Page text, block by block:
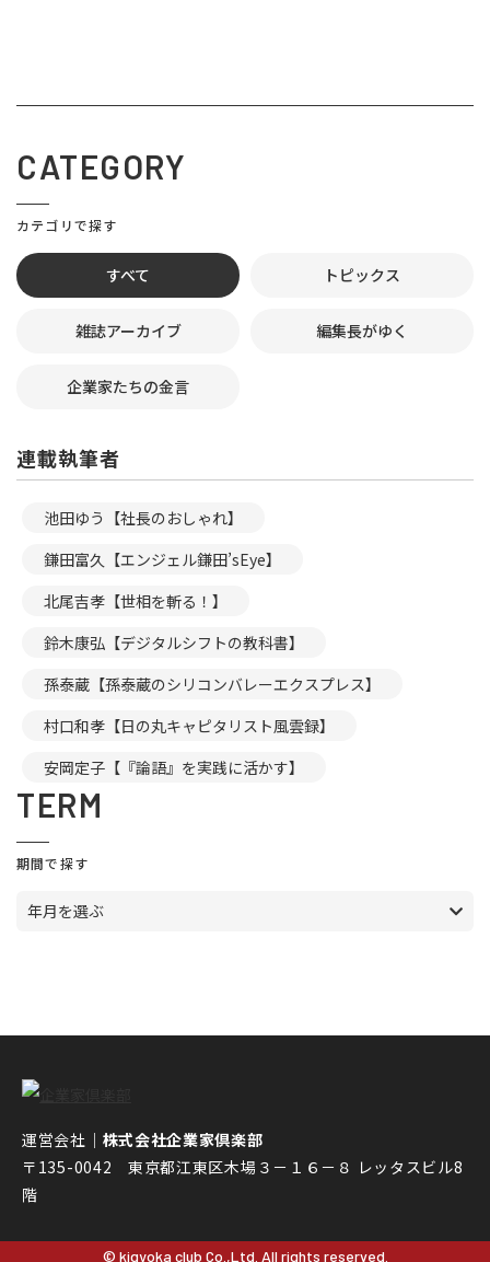
CATEGORY
カテゴリで探す
すべて トピックス
雑誌アーカイブ 編集長がゆく
企業家たちの金言
連載執筆者
池田ゆう【社長のおしゃれ】
鎌田富久【エンジェル鎌田’sEye】
北尾吉孝【世相を斬る！】
鈴木康弘【デジタルシフトの教科書】
孫泰蔵【孫泰蔵のシリコンバレーエクスプレス】
村口和孝【日の丸キャピタリスト風雲録】
安岡定子【『論語』を実践に活かす】
TERM
期間で探す
年月を選ぶ
運営会社｜ 株式会社企業家倶楽部
〒135-0042 東京都江東区木場３－１６－８ レッタスビル8
階
© kigyoka club Co.,Ltd. All rights reserved.